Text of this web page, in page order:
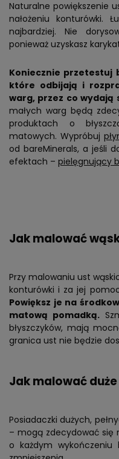
Naturalne powiększenie
nałożeniu konturówki.
najbardziej. Nie
ponieważ uzyskasz
Koniecznie przetestuj
które odbijają i
warg, przez co wydają
małych warg będą
produktach o
matowych. Wypróbuj
od bareMinerals, a jeśli
efektach – pielęgnujący
Jak malować
Przy malowaniu ust
konturówki i za jej
Powiększ je na
matową pomadką.
błyszczyków, mają
granica ust nie będzie
Jak malować
Posiadaczki dużych,
– mogą zdecydować się
o każdym